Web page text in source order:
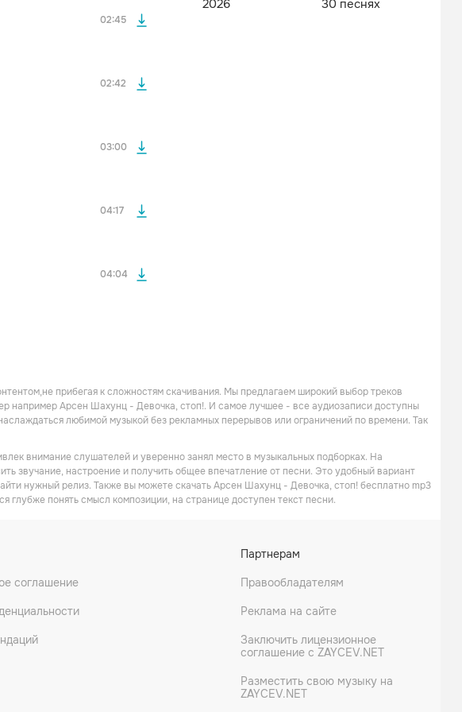
02:45
02:42
03:00
04:17
04:04
2026
30 песнях
прибегая к сложностям скачивания. Мы предлагаем широкий выбор треков
например Арсен Шахунц - Девочка, cтоп!. И самое лучшее - все аудиозаписи доступны
любимой музыкой без рекламных перерывов или ограничений по времени. Так
внимание слушателей и уверенно занял место в музыкальных подборках. На
звучание, настроение и получить общее впечатление от песни. Это удобный вариант
нужный релиз. Также вы можете скачать Арсен Шахунц - Девочка, cтоп! бесплатно mp3
глубже понять смысл композиции, на странице доступен текст песни.
соглашение
Партнерам
Правообладателям
Реклама на сайте
Заключить лицензионное
соглашение с ZAYCEV.NET
Разместить свою музыку на
ZAYCEV.NET